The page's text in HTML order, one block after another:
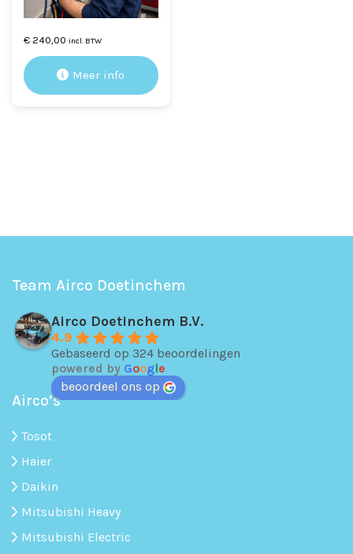
€ 240,00 incl. BTW
Meer info
Team Airco Doetinchem
Airco Doetinchem B.V.
4.9
Gebaseerd op 324 beoordelingen
powered by Google
beoordeel ons op
Airco’s
Tosot
Haier
Daikin
Mitsubishi Heavy
Mitsubishi Electric